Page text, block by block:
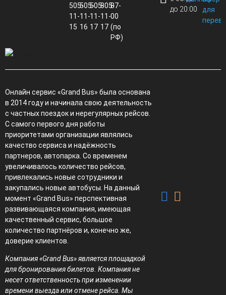
505-
11-
15
505-
11-
16
505-
11-
17
805-
11-
17
87-
00
(по
РФ)
до 20:00
для
Онлайн сервис «Grand Bus» была основана
в 2014 году и начинала свою деятельность
с частных поездок и нерегулярных рейсов.
С самого первого дня работы
приоритетами организации являлись
качество сервиса и надёжность
партнеров, автопарка. Со временем
увеличивалось количество рейсов,
привлекались новые сотрудники и
закупались новые автобусы. На данный
момент «Grand Bus» перспективная
развивающаяся компания, имеющая
качественный сервис, большое
количество партнёров и, конечно же,
доверие клиентов.
Компания «Grand Bus» является площадкой
для бронирования билетов. Компания не
несет ответственность при изменении
времени выезда или отмене рейса. Мы